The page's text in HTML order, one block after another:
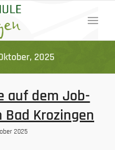
2025
auf dem Job-
Krozingen
2025